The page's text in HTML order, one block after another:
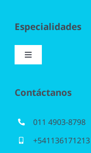
Especialidades
Toggle
Periodoncia
Contáctanos
011 4903-8798
+541136171213